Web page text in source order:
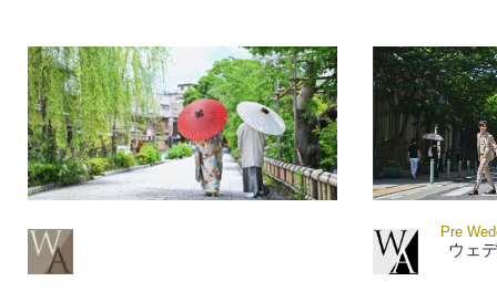
Pre
ウェ